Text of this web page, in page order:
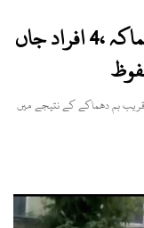
اکرم خان درانی کے قافلہ پر بم دھماکہ ،4 افراد جاں
بم دھماکے کے نتیجے میں